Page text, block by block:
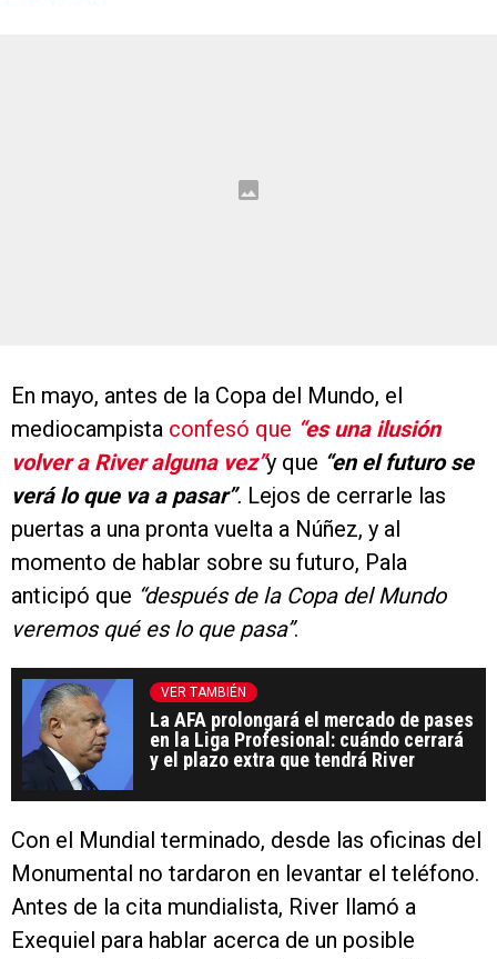
En mayo, antes de la Copa del Mundo, el
mediocampista confesó que “es una ilusión
volver a River alguna vez”y que “en el futuro se
verá lo que va a pasar”. Lejos de cerrarle las
puertas a una pronta vuelta a Núñez, y al
momento de hablar sobre su futuro, Pala
anticipó que “después de la Copa del Mundo
veremos qué es lo que pasa”.
VER TAMBIÉN
La AFA prolongará el mercado de pases
en la Liga Profesional: cuándo cerrará
y el plazo extra que tendrá River
Con el Mundial terminado, desde las oficinas del
Monumental no tardaron en levantar el teléfono.
Antes de la cita mundialista, River llamó a
Exequiel para hablar acerca de un posible